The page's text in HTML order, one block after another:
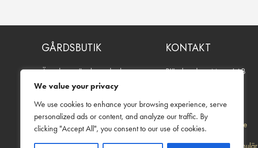
We value your privacy
We use cookies to enhance your browsing experience, serve
personalized ads or content, and analyze our traffic. By
clicking "Accept All", you consent to our use of cookies.
GÅRDSBUTIK
Äppelmust, äpplen och glass.
Även blommor och buketter
under säsong. Öppet alla dagar
för självbetjäning.
Facebook
Instagram
KONTAKT
Bjärebygdens Musteri AB
Telefon:0706-18 37 34
E-post:
info@englamust.se
Kontakta oss via vårt formulär